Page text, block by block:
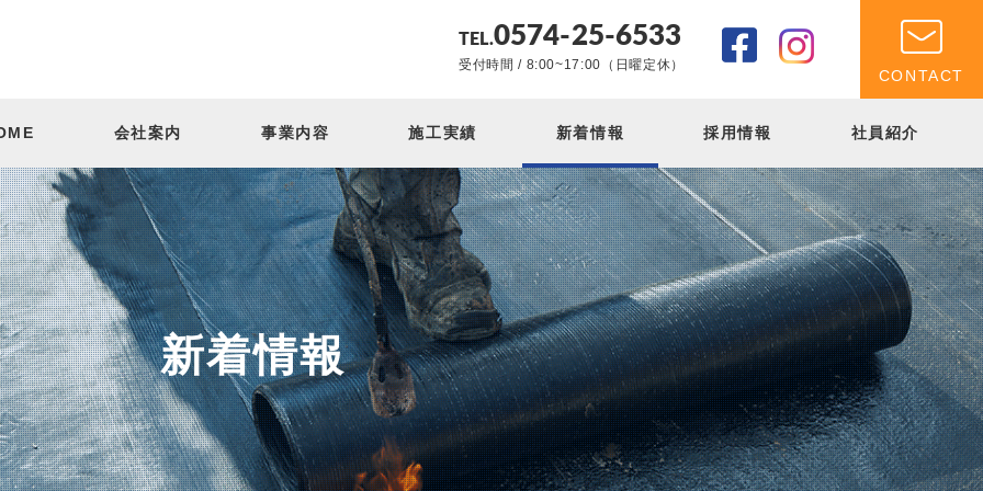
TEL.0574-25-6533
受付時間 / 8:00~17:00（日曜定休）
CONTACT
会社案内 事業内容 施工実績 新着情報 採用情報 社員紹介
新着情報